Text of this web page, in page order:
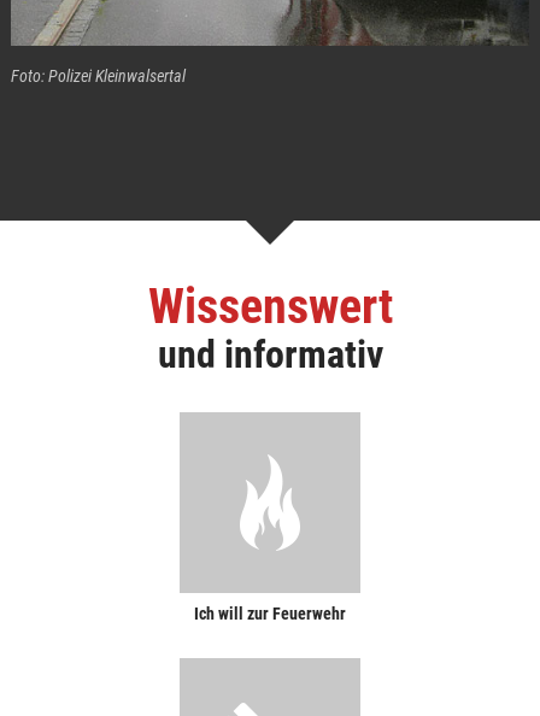
Foto: Polizei Kleinwalsertal
Wissenswert
und informativ
Ich will zur Feuerwehr